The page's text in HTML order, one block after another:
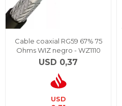
Cable coaxial RG59 67% 75
Ohms WIZ negro - WZ1110
USD 0,37
USD